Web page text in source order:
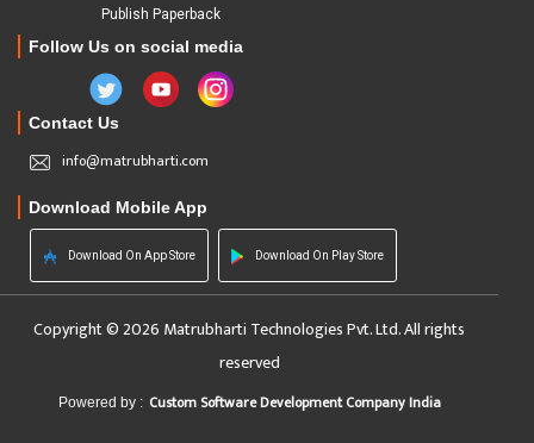
Publish Paperback
Follow Us on social media
Contact Us
info@matrubharti.com
Download Mobile App
Download On App Store Download On Play Store
Copyright © 2026 Matrubharti Technologies Pvt. Ltd. All rights
reserved
Powered by : Custom Software Development Company India